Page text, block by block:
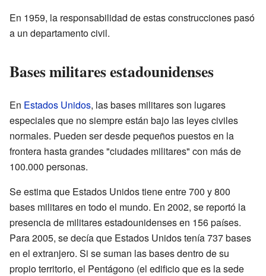
En 1959, la responsabilidad de estas construcciones pasó
a un departamento civil.
Bases militares estadounidenses
En Estados Unidos, las bases militares son lugares
especiales que no siempre están bajo las leyes civiles
normales. Pueden ser desde pequeños puestos en la
frontera hasta grandes "ciudades militares" con más de
100.000 personas.
Se estima que Estados Unidos tiene entre 700 y 800
bases militares en todo el mundo. En 2002, se reportó la
presencia de militares estadounidenses en 156 países.
Para 2005, se decía que Estados Unidos tenía 737 bases
en el extranjero. Si se suman las bases dentro de su
propio territorio, el Pentágono (el edificio que es la sede